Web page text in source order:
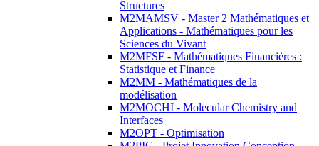
Structures
M2MAMSV - Master 2 Mathématiques et
Applications - Mathématiques pour les
Sciences du Vivant
M2MFSF - Mathématiques Financières :
Statistique et Finance
M2MM - Mathématiques de la
modélisation
M2MOCHI - Molecular Chemistry and
Interfaces
M2OPT - Optimisation